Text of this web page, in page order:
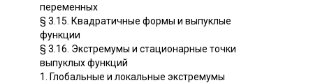
переменных
§ 3.15. Квадратичные формы и выпуклые
функции
§ 3.16. Экстремумы и стационарные точки
выпуклых функций
1. Глобальные и локальные экстремумы